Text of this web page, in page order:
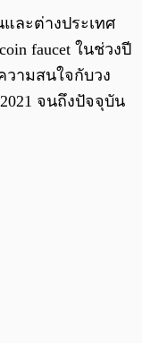
ละต่างประเทศ
faucet ในช่วงปี
วามสนใจกับวง
จนถึงปัจจุบัน